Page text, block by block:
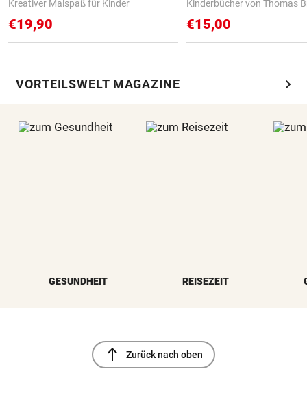
Kreativer Malspaß für Kinder
€19,90
Kinderbücher von Thomas
€15,00
VORTEILSWELT MAGAZINE chevron_right
GESUNDHEIT REISEZEIT
north Zurück nach oben